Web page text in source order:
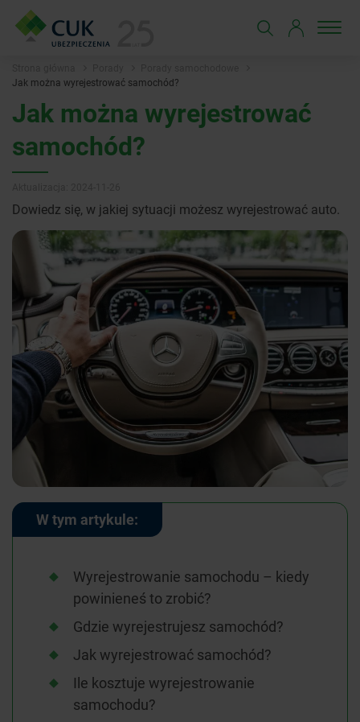
Jak można wyrejestrować samochód?
Jak można wyrejestrować
samochód?
Dowiedz się, w jakiej sytuacji możesz wyrejestrować auto.
W tym artykule:
Wyrejestrowanie samochodu – kiedy
powinieneś to zrobić?
Gdzie wyrejestrujesz samochód?
Jak wyrejestrować samochód?
Ile kosztuje wyrejestrowanie
samochodu?